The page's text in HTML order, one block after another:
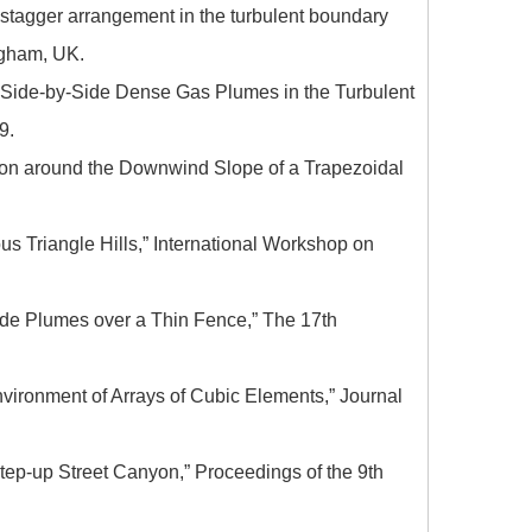
arrangement in the turbulent boundary
UK.
by-Side Dense Gas Plumes in the Turbulent
around the Downwind Slope of a Trapezoidal
Triangle Hills,” International Workshop on
Plumes over a Thin Fence,” The 17th
of Arrays of Cubic Elements,” Journal
up Street Canyon,” Proceedings of the 9th